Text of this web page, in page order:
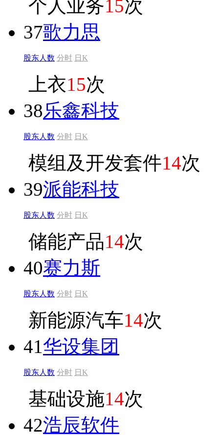
个人业务15次
37歌力思
股东人数 分时 日K
上衣15次
38乐鑫科技
股东人数 分时 日K
模组及开发套件14次
39派能科技
股东人数 分时 日K
储能产品14次
40赛力斯
股东人数 分时 日K
新能源汽车14次
41华设集团
股东人数 分时 日K
基础设施14次
42浩辰软件